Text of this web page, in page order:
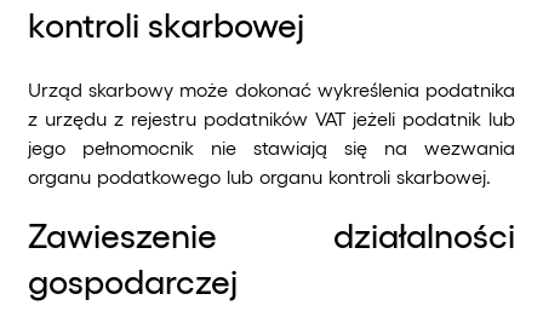
kontroli skarbowej
Urząd skarbowy może dokonać wykreślenia podatnika
z urzędu z rejestru podatników VAT jeżeli podatnik lub
jego pełnomocnik nie stawiają się na wezwania
organu podatkowego lub organu kontroli skarbowej.
Zawieszenie działalności
gospodarczej